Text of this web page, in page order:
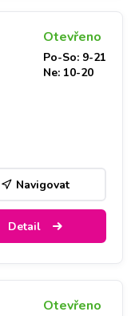
Otevřeno
Po-So: 9-21
Ne: 10-20
Navigovat
Detail
Otevřeno